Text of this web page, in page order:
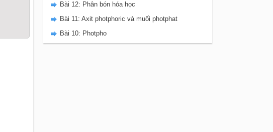
Bài 12: Phân bón hóa học
Bài 11: Axit photphoric và muối photphat
Bài 10: Photpho